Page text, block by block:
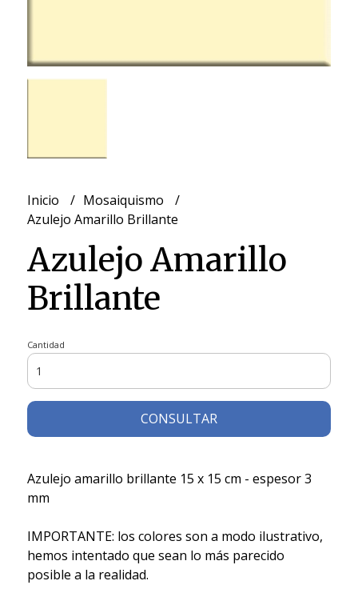
Inicio
Mosaiquismo
Azulejo Amarillo Brillante
Azulejo Amarillo
Brillante
Cantidad
CONSULTAR
Azulejo amarillo brillante 15 x 15 cm - espesor 3
mm
IMPORTANTE: los colores son a modo ilustrativo,
hemos intentado que sean lo más parecido
posible a la realidad.